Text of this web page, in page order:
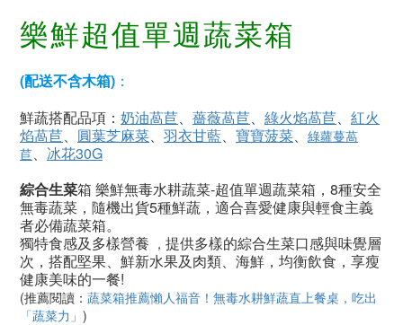
樂鮮超值單週蔬菜箱
(配送不含木箱) ：
鮮蔬搭配品項： 奶油萵苣、 薔薇萵苣、 綠火焰萵苣、 紅火
焰萵苣、 圓葉芝麻菜、 羽衣甘藍、 寶寶菠菜、 綠蘿蔓萵
苣、 冰花30G
綜合生菜箱 樂鮮無毒水耕蔬菜-超值單週蔬菜箱，8種安全
無毒蔬菜，隨機出貨5種鮮蔬，適合喜愛健康與輕食主義
者必備蔬菜箱。
獨特食感及多樣營養 ， 提供多樣的綜合生菜口感與味覺層
次，搭配堅果、鮮新水果及肉類、海鮮，均衡飲食，享瘦
健康美味的一餐!
(推薦閱讀： 蔬菜箱推薦懶人福音！無毒水耕鮮蔬直上餐桌，吃出
「蔬菜力」 )